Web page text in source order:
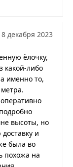
декабря 2023
ёлочку,
какой-либо
именно то,
высоты, но
и
была во
похожа на